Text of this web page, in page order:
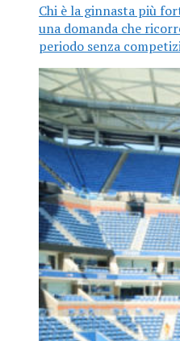
Chi è la ginnasta più
una domanda che
periodo senza